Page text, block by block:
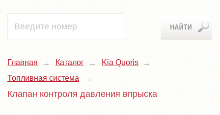
Главная Каталог
Kia Quoris
Топливная система
Клапан контроля давления впрыска